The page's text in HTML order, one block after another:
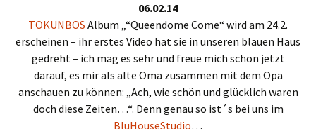
06.02.14
TOKUNBOS Album „“Queendome Come“ wird am 24.2.
erscheinen – ihr erstes Video hat sie in unseren blauen Haus
gedreht – ich mag es sehr und freue mich schon jetzt
darauf, es mir als alte Oma zusammen mit dem Opa
anschauen zu können: „Ach, wie schön und glücklich waren
doch diese Zeiten…“. Denn genau so ist´s bei uns im
BluHouseStudio…